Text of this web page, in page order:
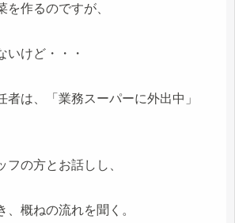
を作るのですが、
いけど・・・
者は、「業務スーパーに外出中」
フの方とお話しし、
、概ねの流れを聞く。